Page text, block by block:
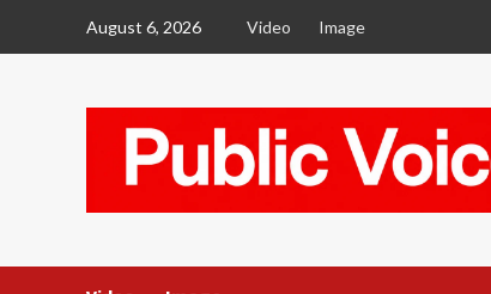
August 6, 2026 Video Image